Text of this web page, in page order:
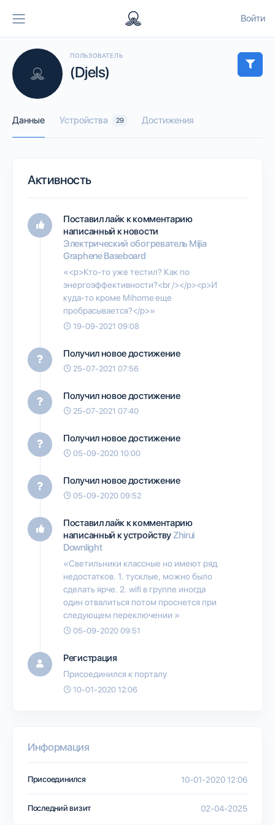
Войти
ПОЛЬЗОВАТЕЛЬ
(Djels)
Данные Устройства 29 Достижения
Активность
Поставил лайк к комментарию
написанный к новости
Электрический обогреватель Mijia
Graphene Baseboard
«<p>Кто-то уже тестил? Как по
энергоэффективности?<br /></p><p>И
куда-то кроме Mihome еще
пробрасывается?</p>»
19-09-2021 09:08
Получил новое достижение
25-07-2021 07:56
Получил новое достижение
25-07-2021 07:40
Получил новое достижение
05-09-2020 10:00
Получил новое достижение
05-09-2020 09:52
Поставил лайк к комментарию
написанный к устройству Zhirui
Downlight
«Светильники классные но имеют ряд
недостатков. 1. тусклые, можно было
сделать ярче. 2. wifi в группе иногда
один отвалиться потом проснется при
следующем переключении »
05-09-2020 09:51
Регистрация
Присоединился к порталу
10-01-2020 12:06
Информация
Присоединился 10-01-2020 12:06
Последний визит 02-04-2025